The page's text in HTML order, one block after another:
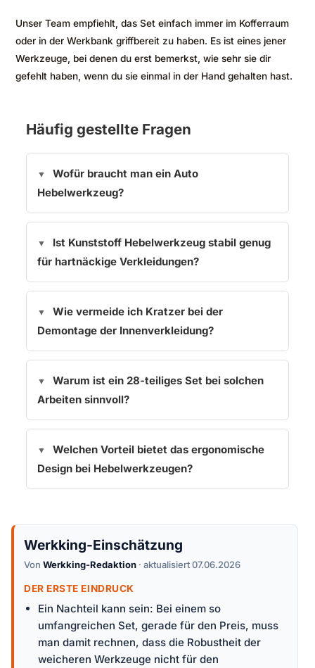
Unser Team empfiehlt, das Set einfach immer im Kofferraum
oder in der Werkbank griffbereit zu haben. Es ist eines jener
Werkzeuge, bei denen du erst bemerkst, wie sehr sie dir
gefehlt haben, wenn du sie einmal in der Hand gehalten hast.
Häufig gestellte Fragen
Wofür braucht man ein Auto
Hebelwerkzeug?
Ist Kunststoff Hebelwerkzeug stabil genug
für hartnäckige Verkleidungen?
Wie vermeide ich Kratzer bei der
Demontage der Innenverkleidung?
Warum ist ein 28-teiliges Set bei solchen
Arbeiten sinnvoll?
Welchen Vorteil bietet das ergonomische
Design bei Hebelwerkzeugen?
Werkking-Einschätzung
Von Werkking-Redaktion · aktualisiert 07.06.2026
DER ERSTE EINDRUCK
Ein Nachteil kann sein: Bei einem so
umfangreichen Set, gerade für den Preis, muss
man damit rechnen, dass die Robustheit der
weicheren Werkzeuge nicht für den